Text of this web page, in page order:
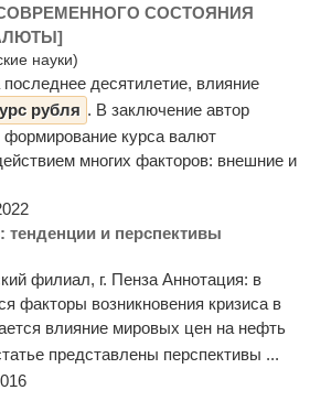
СОВРЕМЕННОГО СОСТОЯНИЯ
науки)
десятилетие, влияние
рубля . В заключение автор
курса валют
многих факторов: внешние и
тенденции и перспективы
филиал, г. Пенза Аннотация: в
факторы возникновения кризиса в
влияние мировых цен на нефть
представлены перспективы ...